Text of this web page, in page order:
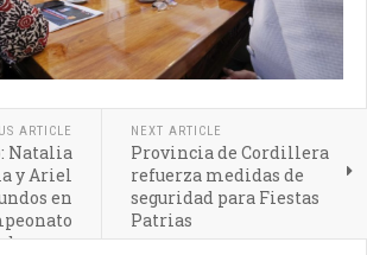
ARTICLE
Natalia
y Ariel
en
cueca
NEXT ARTICLE
Provincia de Cordillera
refuerza medidas de
seguridad para Fiestas
Patrias